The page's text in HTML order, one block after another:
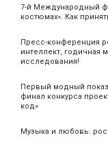
7-й Международный
костюмах». Как
Пресс-конференция
интеллект, годичная
исследования!
Первый модный
финал конкурса
код»
Музыка и любовь: